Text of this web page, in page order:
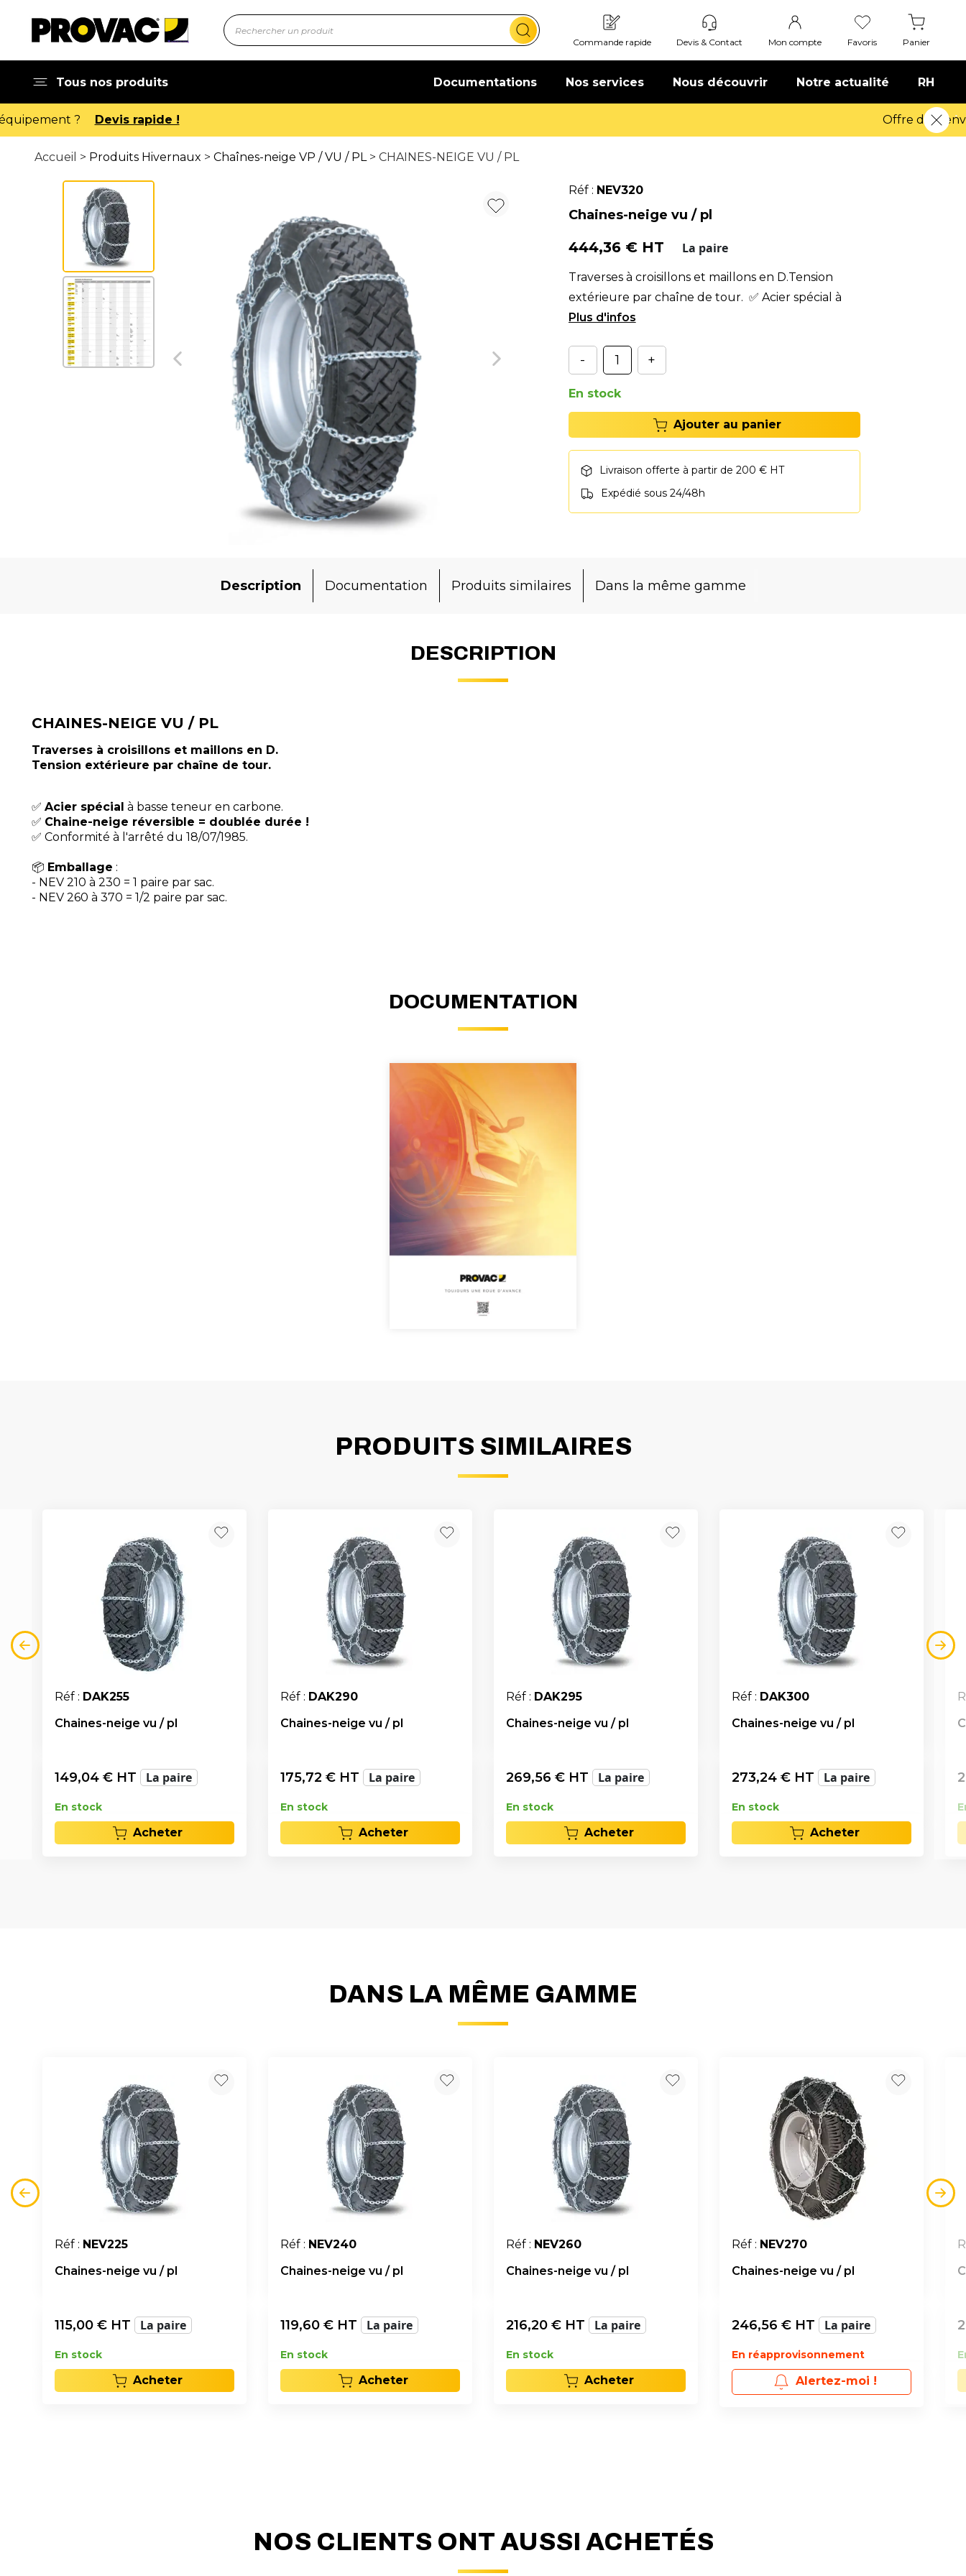
Commande rapide Devis & Contact Mon compte Favoris Panier
Tous nos produits Documentations Nos services Nous découvrir Notre actualité RH
Accueil > Produits Hivernaux > Chaînes-neige VP / VU / PL> CHAINES-NEIGE VU / PL
Réf : NEV320
Chaines-neige vu / pl
444,36 € HT La paire
Traverses à croisillons et maillons en D.Tension
extérieure par chaîne de tour. ✅ Acier spécial à
basse teneur en carbone.✅ Chaine-neige
- +
En stock
Ajouter au panier
Livraison offerte à partir de 200 € HT
Expédié sous 24/48h
Description Documentation Produits similaires Dans la même gamme
DESCRIPTION
CHAINES-NEIGE VU / PL
Traverses à croisillons et maillons en D.
Tension extérieure par chaîne de tour.
✅ Acier spécial à basse teneur en carbone.
✅ Chaine-neige réversible = doublée durée !
✅ Conformité à l'arrêté du 18/07/1985.
​📦 Emballage :
- NEV 210 à 230 = 1 paire par sac.
- NEV 260 à 370 = 1/2 paire par sac.
DOCUMENTATION
PRODUITS SIMILAIRES
Réf : DAK255
Chaines-neige vu / pl
149,04 € HT La paire
En stock
Acheter
Réf : DAK290
Chaines-neige vu / pl
175,72 € HT La paire
En stock
Acheter
Réf : DAK295
Chaines-neige vu / pl
269,56 € HT La paire
En stock
Acheter
Réf : DAK300
Chaines-neige vu / pl
273,24 € HT La paire
En stock
Acheter
DANS LA MÊME GAMME
Réf : NEV225
Chaines-neige vu / pl
115,00 € HT La paire
En stock
Acheter
Réf : NEV240
Chaines-neige vu / pl
119,60 € HT La paire
En stock
Acheter
Réf : NEV260
Chaines-neige vu / pl
216,20 € HT La paire
En stock
Acheter
Réf : NEV270
Chaines-neige vu / pl
246,56 € HT La paire
En réapprovisonnement
Alertez-moi !
NOS CLIENTS ONT AUSSI ACHETÉS